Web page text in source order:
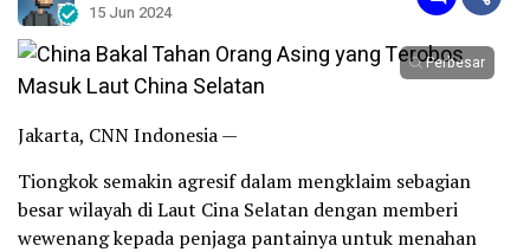
15 Jun 2024
Perbesar
Jakarta, CNN Indonesia —
Tiongkok semakin agresif dalam mengklaim sebagian
besar wilayah di Laut Cina Selatan dengan memberi
wewenang kepada penjaga pantainya untuk menahan